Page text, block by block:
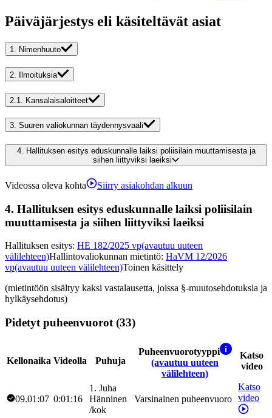
Päiväjärjestys eli käsiteltävät asiat
1. Nimenhuuto
2. Ilmoituksia
2.1. Kansalaisaloitteet
3. Suuren valiokunnan täydennysvaali
4. Hallituksen esitys eduskunnalle laiksi poliisilain muuttamisesta ja
siihen liittyviksi laeiksi
Videossa oleva kohta Siirry asiakohdan alkuun
4. Hallituksen esitys eduskunnalle laiksi poliisilain
muuttamisesta ja siihen liittyviksi laeiksi
Hallituksen esitys: HE 182/2025 vp(avautuu uuteen
välilehteen)Hallintovaliokunnan mietintö: HaVM 12/2026
vp(avautuu uuteen välilehteen)Toinen käsittely
(mietintöön sisältyy kaksi vastalausetta, joissa §-muutosehdotuksia ja
hylkäysehdotus)
Pidetyt puheenvuorot (33)
Kellonaika Videolla Puhuja
Puheenvuorotyyppi
(avautuu uuteen
välilehteen)
Katso
video
09.01:07 0:01:16
1 . Juha
Hänninen
/kok
Varsinainen puheenvuoro
Katso
video